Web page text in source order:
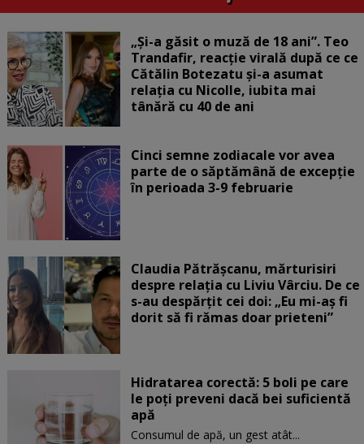
„Și-a găsit o muză de 18 ani”. Teo
Trandafir, reacție virală după ce ce
Cătălin Botezatu și-a asumat
relația cu Nicolle, iubita mai
tânără cu 40 de ani
Cinci semne zodiacale vor avea
parte de o săptămână de excepție
în perioada 3-9 februarie
Claudia Pătrășcanu, mărturisiri
despre relația cu Liviu Vârciu. De ce
s-au despărțit cei doi: „Eu mi-aș fi
dorit să fi rămas doar prieteni”
Hidratarea corectă: 5 boli pe care
le poți preveni dacă bei suficientă
apă
Consumul de apă, un gest atât...